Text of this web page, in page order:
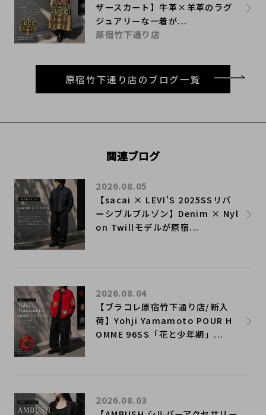
ザースカート】牛革×羊革のラグ
ジュアリーな一着が...
原宿竹下通り店
原宿竹下通り店のブログ一覧
関連ブログ
【sacai × LEVI'S 2025SSリバ
ーシブルブルゾン】Denim × Nyl
on Twillモデルが原宿...
2026.08.05
【ブラコレ原宿竹下通り店/新入
荷】Yohji Yamamoto POUR H
OMME 96SS「花と少年期」...
2026.08.04
2026.08.03